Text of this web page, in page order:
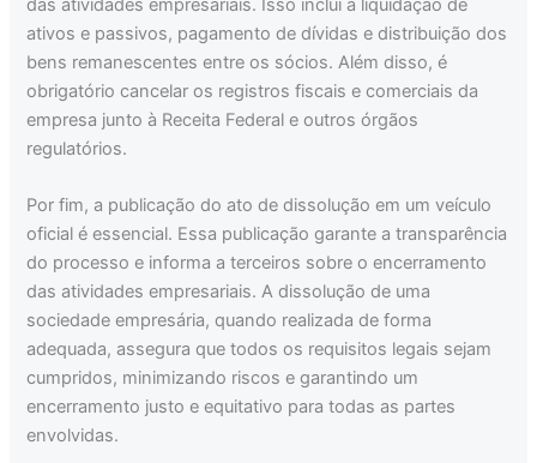
das atividades empresariais. Isso inclui a liquidação de
ativos e passivos, pagamento de dívidas e distribuição dos
bens remanescentes entre os sócios. Além disso, é
obrigatório cancelar os registros fiscais e comerciais da
empresa junto à Receita Federal e outros órgãos
regulatórios.
Por fim, a publicação do ato de dissolução em um veículo
oficial é essencial. Essa publicação garante a transparência
do processo e informa a terceiros sobre o encerramento
das atividades empresariais. A dissolução de uma
sociedade empresária, quando realizada de forma
adequada, assegura que todos os requisitos legais sejam
cumpridos, minimizando riscos e garantindo um
encerramento justo e equitativo para todas as partes
envolvidas.